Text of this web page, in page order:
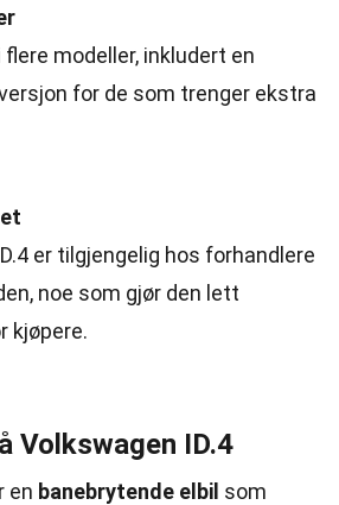
flere modeller, inkludert en
for de som trenger ekstra
er tilgjengelig hos forhandlere
noe som gjør den lett
kjøpere.
Volkswagen ID.4
en banebrytende elbil som